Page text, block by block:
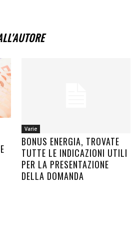
Varie
BONUS ENERGIA, TROVATE
TUTTE LE INDICAZIONI UTILI
PER LA PRESENTAZIONE
DELLA DOMANDA